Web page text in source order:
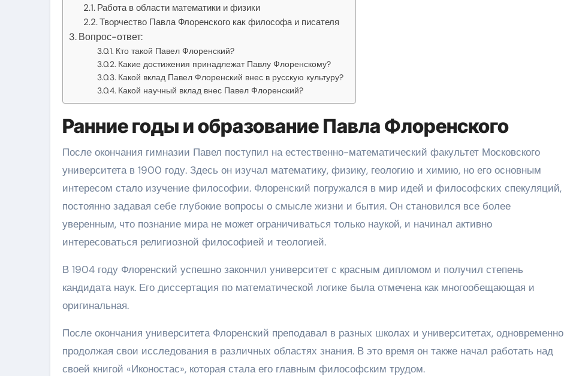
Работа в области математики и физики
Творчество Павла Флоренского как философа и писателя
Вопрос-ответ:
Кто такой Павел Флоренский?
Какие достижения принадлежат Павлу Флоренскому?
Какой вклад Павел Флоренский внес в русскую культуру?
Какой научный вклад внес Павел Флоренский?
Ранние годы и образование Павла Флоренского
После окончания гимназии Павел поступил на естественно-математический факультет Московского
университета в 1900 году. Здесь он изучал математику, физику, геологию и химию, но его основным
интересом стало изучение философии. Флоренский погружался в мир идей и философских спекуляций,
постоянно задавая себе глубокие вопросы о смысле жизни и бытия. Он становился все более
уверенным, что познание мира не может ограничиваться только наукой, и начинал активно
интересоваться религиозной философией и теологией.
В 1904 году Флоренский успешно закончил университет с красным дипломом и получил степень
кандидата наук. Его диссертация по математической логике была отмечена как многообещающая и
оригинальная.
После окончания университета Флоренский преподавал в разных школах и университетах, одновременно
продолжая свои исследования в различных областях знания. В это время он также начал работать над
своей книгой «Иконостас», которая стала его главным философским трудом.